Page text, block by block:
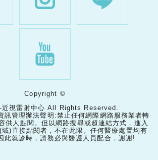
Copyright ©
近視雷射中心 All Rights Reserved.
訊管理辦法聲明:禁止任何網際網路服務業者轉
供人點閱。但以網路搜尋或超連結方式，進入
)直接點閱者，不在此限。任何醫療處置均有
此就診時，請務必與醫護人員配合，謝謝!